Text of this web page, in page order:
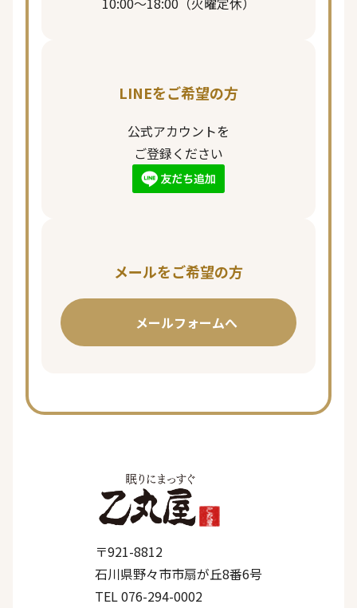
LINEをご希望の方
公式アカウントを
ご登録ください
メールをご希望の方
メールフォームへ
〒921-8812
石川県野々市市扇が丘8番6号
TEL 076-294-0002